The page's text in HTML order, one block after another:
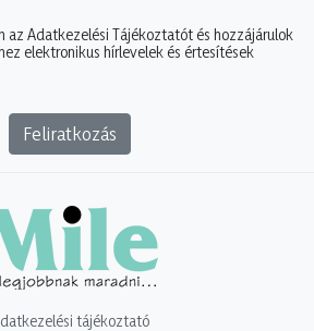
az Adatkezelési Tájékoztatót és hozzájárulok
elektronikus hírlevelek és értesítések
Feliratkozás
tájékoztató